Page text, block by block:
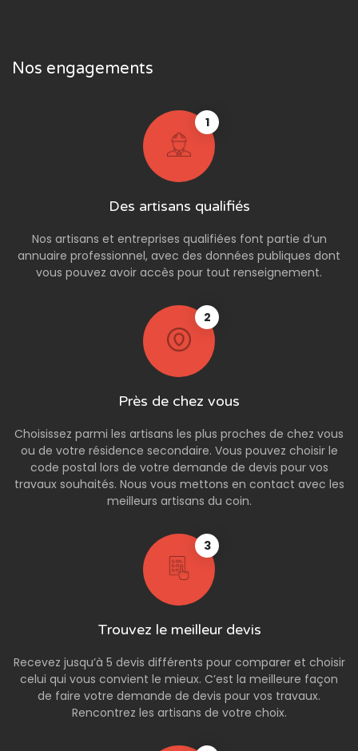
Nos engagements
1
Des artisans qualifiés
Nos artisans et entreprises qualifiées font partie d’un
annuaire professionnel, avec des données publiques dont
vous pouvez avoir accès pour tout renseignement.
2
Près de chez vous
Choisissez parmi les artisans les plus proches de chez vous
ou de votre résidence secondaire. Vous pouvez choisir le
code postal lors de votre demande de devis pour vos
travaux souhaités. Nous vous mettons en contact avec les
meilleurs artisans du coin.
3
Trouvez le meilleur devis
Recevez jusqu’à 5 devis différents pour comparer et choisir
celui qui vous convient le mieux. C’est la meilleure façon
de faire votre demande de devis pour vos travaux.
Rencontrez les artisans de votre choix.